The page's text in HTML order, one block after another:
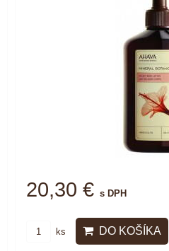
20,30 € s DPH
ks DO KOŠÍKA